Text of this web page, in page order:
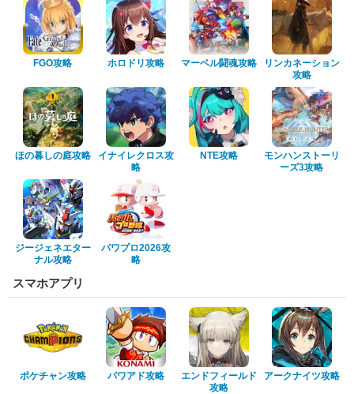
FGO攻略 ホロドリ攻略 マーベル闘魂攻略
リンカネーション
攻略
ほの暮しの庭攻略
イナイレクロス攻
略
NTE攻略
モンハンストーリ
ーズ3攻略
ジージェネエター
ナル攻略
パワプロ2026攻
略
スマホアプリ
ポケチャン攻略 パワアド攻略
エンドフィールド
攻略
アークナイツ攻略